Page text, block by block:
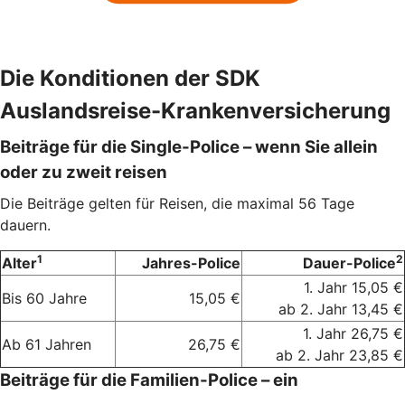
Die Konditionen der SDK
Auslandsreise-Krankenversicherung
Beiträge für die Single-Police – wenn Sie allein
oder zu zweit reisen
Die Beiträge gelten für Reisen, die maximal 56 Tage
dauern.
Alter1 Jahres-Police Dauer-Police2
Bis 60 Jahre 15,05 €
1. Jahr 15,05 €
ab 2. Jahr 13,45 €
Ab 61 Jahren
26,75 €
1. Jahr 26,75 €
ab 2. Jahr 23,85 €
Beiträge für die Familien-Police – ein